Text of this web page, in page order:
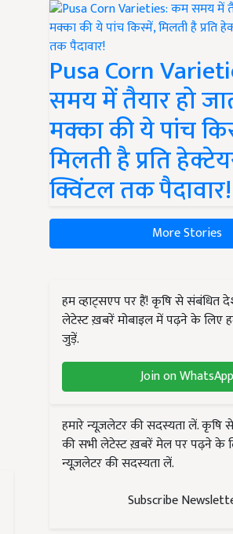
Pusa Corn
समय में तैयार हो
मक्का की ये पांच
मिलती है प्रति
क्विंटल तक पैदावार!
More Stories
हम व्हाट्सएप पर हैं! कृषि से संबंधित
लेटेस्ट ख़बरें मोबाइल में पढ़ने के लिए
जुड़ें.
Join on WhatsApp
हमारे न्यूज़लेटर की सदस्यता लें. कृषि
की सभी लेटेस्ट ख़बरें मेल पर पढ़ने के
न्यूज़लेटर की सदस्यता लें.
Subscribe